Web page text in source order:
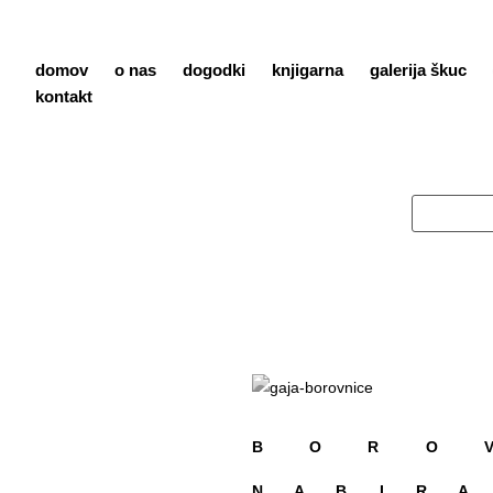
domov o nas dogodki knjigarna galerija škuc
kontakt
B O R O